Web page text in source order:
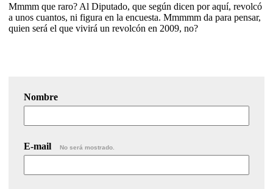
Mmmm que raro? Al Diputado, que según dicen por aquí, revolcó
a unos cuantos, ni figura en la encuesta. Mmmmm da para pensar,
quien será el que vivirá un revolcón en 2009, no?
Nombre
E-mail No será mostrado.